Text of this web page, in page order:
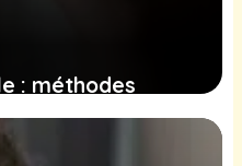
: méthodes
le sexe de votre